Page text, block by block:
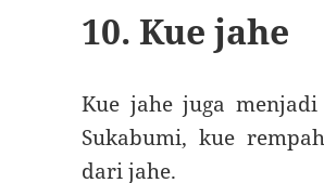
10. Kue jahe
Kue jahe juga
Sukabumi, kue
dari jahe.